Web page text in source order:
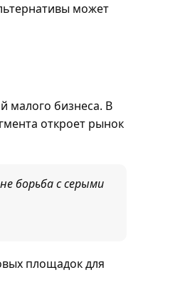
может
малого бизнеса. В
откроет рынок
борьба с серыми
площадок для